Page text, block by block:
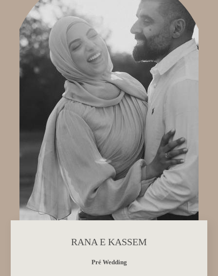
RANA E KASSEM
Pré Wedding